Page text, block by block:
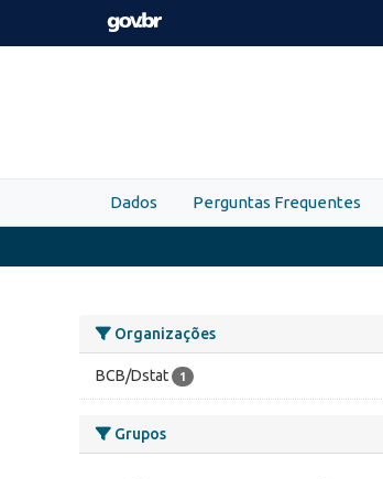
Skip to main content
Dados Perguntas Frequentes
Organizações
BCB/Dstat 1
Grupos